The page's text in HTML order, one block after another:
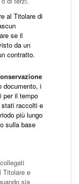
al Titolare di
se il
da un
contratto.
documento, i
per il tempo
raccolti e
più lungo
sulla base
Titolare e
sia